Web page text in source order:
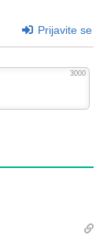
Prijavite se
3000